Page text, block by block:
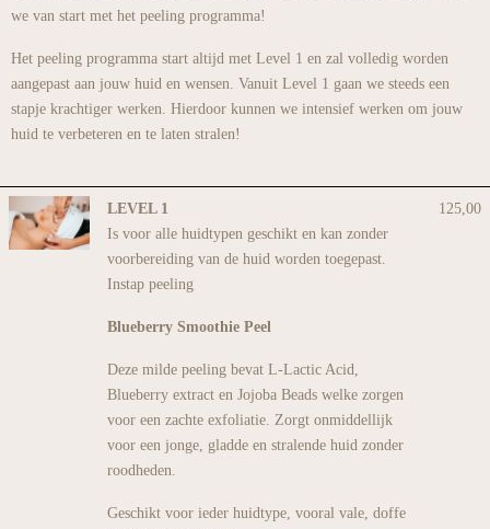
we van start met het peeling programma!
Het peeling programma start altijd met Level 1 en zal volledig worden
aangepast aan jouw huid en wensen. Vanuit Level 1 gaan we steeds een
stapje krachtiger werken. Hierdoor kunnen we intensief werken om jouw
huid te verbeteren en te laten stralen!
LEVEL 1
Is voor alle huidtypen geschikt en kan zonder
voorbereiding van de huid worden toegepast.
Instap peeling
Blueberry Smoothie Peel
Deze milde peeling bevat L-Lactic Acid,
Blueberry extract en Jojoba Beads welke zorgen
voor een zachte exfoliatie. Zorgt onmiddellijk
voor een jonge, gladde en stralende huid zonder
roodheden.
Geschikt voor ieder huidtype, vooral vale, doffe
125,00